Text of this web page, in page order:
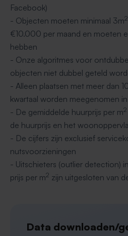
Facebook)
- Objecten moeten minimaal 3m2
€10.000 per maand en moeten
hebben
- Onze algoritmes voor
objecten niet dubbel geteld
- Alleen plaatsen met meer dan
kwartaal worden meegenomen
- De gemiddelde huurprijs per m2
de huurprijs en het
- De cijfers zijn exclusief
nutsvoorzieningen
- Uitschieters (outlier detection)
prijs per m2 zijn uitgesloten van
Data downloaden/